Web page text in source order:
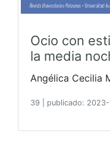
Ocio con
la media
Angélica Cecilia
39 publicado: